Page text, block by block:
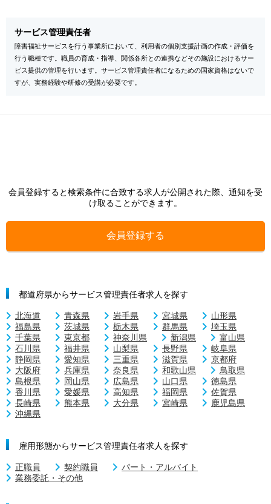
サービス管理責任者
障害福祉サービスを行う事業所において、利用者の個別支援計画の作成・評価を
行う職種です。職員の育成・指導、関係各所との連携などその施設におけるサー
ビス提供の管理を行います。サービス管理責任者になるための国家資格はないで
すが、実務経験や研修の受講が必要です。
会員登録すると検索条件に合致する求人が公開された際、通知を受
け取ることができます。
会員登録する
都道府県からサービス管理責任者求人を探す
北海道 青森県 岩手県 宮城県
山形県
福島県
茨城県 栃木県 群馬県
埼玉県
千葉県
東京都 神奈川県 新潟県
富山県
石川県
福井県 山梨県 長野県
岐阜県
静岡県
愛知県 三重県 滋賀県
京都府
大阪府
兵庫県 奈良県 和歌山県
鳥取県
島根県
岡山県 広島県 山口県
徳島県
香川県
愛媛県 高知県 福岡県
佐賀県
長崎県
熊本県 大分県 宮崎県
鹿児島県
沖縄県
雇用形態からサービス管理責任者求人を探す
正職員 契約職員
パート・アルバイト
業務委託・その他